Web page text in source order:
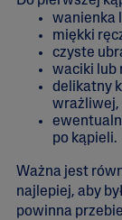
wanienka
miękki
czyste
waciki lub
delikatny
wrażliwej,
po kąpieli.
Ważna jest
najlepiej, aby
powinna